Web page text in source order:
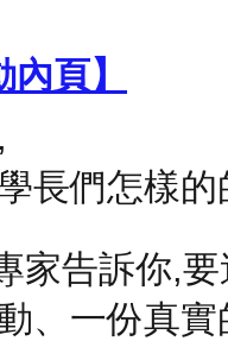
頁】
長們怎樣
告訴你,要
、一份真